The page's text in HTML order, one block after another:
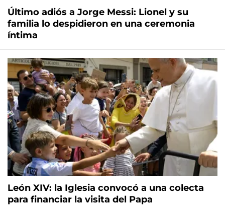
Último adiós a Jorge Messi: Lionel y su
familia lo despidieron en una ceremonia
íntima
León XIV: la Iglesia convocó a una colecta
para financiar la visita del Papa